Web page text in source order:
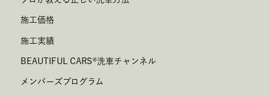
施工価格
施工実績
BEAUTIFUL CARS®洗車チャンネル
メンバーズプログラム